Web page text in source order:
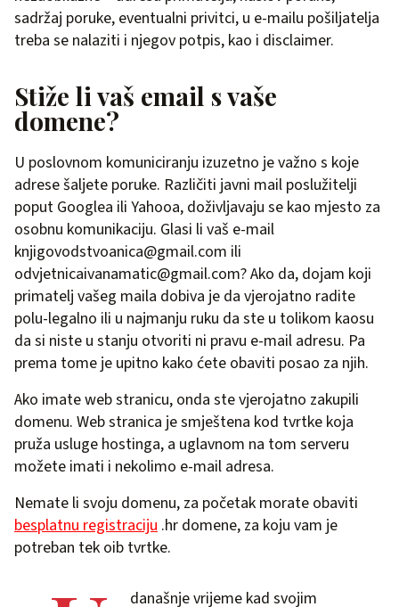
sadržaj poruke, eventualni privitci, u e-mailu pošiljatelja
treba se nalaziti i njegov potpis, kao i disclaimer.
Stiže li vaš email s vaše
domene?
U poslovnom komuniciranju izuzetno je važno s koje
adrese šaljete poruke. Različiti javni mail poslužitelji
poput Googlea ili Yahooa, doživljavaju se kao mjesto za
osobnu komunikaciju. Glasi li vaš e-mail
knjigovodstvoanica@gmail.com ili
odvjetnicaivanamatic@gmail.com? Ako da, dojam koji
primatelj vašeg maila dobiva je da vjerojatno radite
polu-legalno ili u najmanju ruku da ste u tolikom kaosu
da si niste u stanju otvoriti ni pravu e-mail adresu. Pa
prema tome je upitno kako ćete obaviti posao za njih.
Ako imate web stranicu, onda ste vjerojatno zakupili
domenu. Web stranica je smještena kod tvrtke koja
pruža usluge hostinga, a uglavnom na tom serveru
možete imati i nekolimo e-mail adresa.
Nemate li svoju domenu, za početak morate obaviti
besplatnu registraciju .hr domene, za koju vam je
potreban tek oib tvrtke.
današnje vrijeme kad svojim